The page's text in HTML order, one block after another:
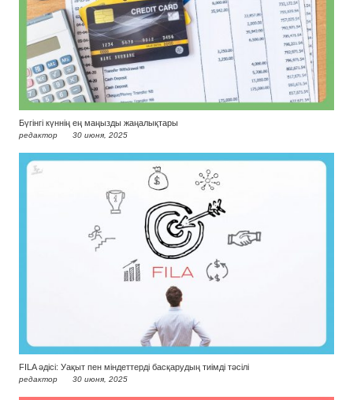
Бүгінгі күннің ең маңызды жаңалықтары
редактор 30 июня, 2025
FILA әдісі: Уақыт пен міндеттерді басқарудың тиімді тәсілі
редактор 30 июня, 2025